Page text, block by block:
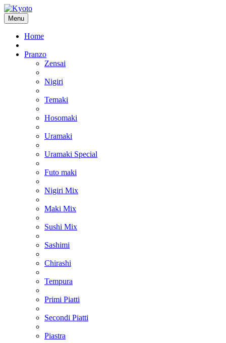
Menu
Home
Pranzo
Zensai
Nigiri
Temaki
Hosomaki
Uramaki
Uramaki Special
Futo maki
Nigiri Mix
Maki Mix
Sushi Mix
Sashimi
Chirashi
Tempura
Primi Piatti
Secondi Piatti
Piastra